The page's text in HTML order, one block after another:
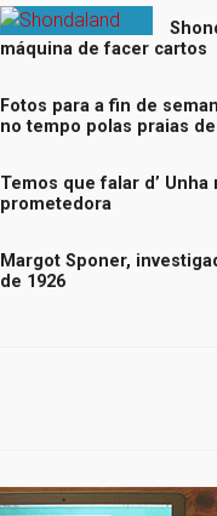
máquina de facer cartos
Fotos para a fin de
no tempo polas praias
Temos que falar d’ Unha
prometedora
Margot Sponer,
de 1926